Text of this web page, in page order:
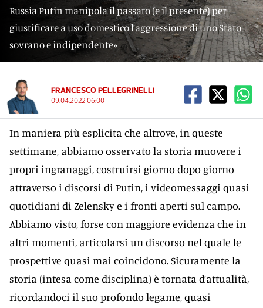
Russia Putin manipola il passato (e il presente) per
giustificare a uso domestico l’aggressione di uno Stato
sovrano e indipendente»
FRANCESCO PELLEGRINELLI
09.04.2022 06:00
In maniera più esplicita che altrove, in queste
settimane, abbiamo osservato la storia muovere i
propri ingranaggi, costruirsi giorno dopo giorno
attraverso i discorsi di Putin, i videomessaggi quasi
quotidiani di Zelensky e i fronti aperti sul campo.
Abbiamo visto, forse con maggiore evidenza che in
altri momenti, articolarsi un discorso nel quale le
prospettive quasi mai coincidono. Sicuramente la
storia (intesa come disciplina) è tornata d’attualità,
ricordandoci il suo profondo legame, quasi